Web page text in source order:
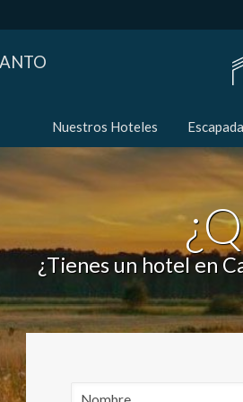
Nuestros Hoteles
¿Tienes un hotel en
Modificar